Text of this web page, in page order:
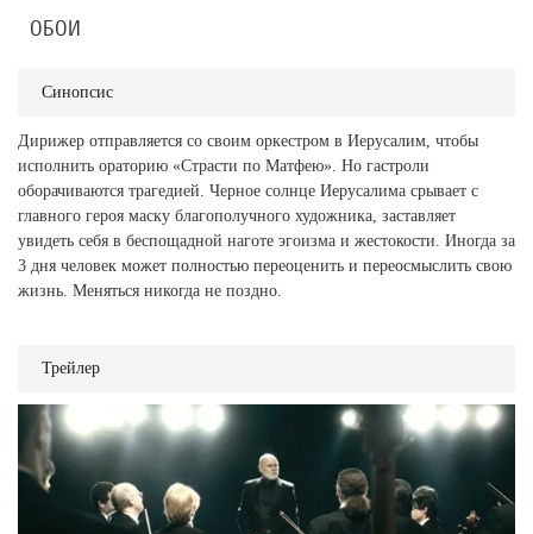
Синопсис
Дирижер отправляется со своим оркестром в Иерусалим, чтобы
исполнить ораторию «Страсти по Матфею». Но гастроли
оборачиваются трагедией. Черное солнце Иерусалима срывает с
главного героя маску благополучного художника, заставляет
увидеть себя в беспощадной наготе эгоизма и жестокости. Иногда за
3 дня человек может полностью переоценить и переосмыслить свою
жизнь. Меняться никогда не поздно.
Трейлер
ОБОИ